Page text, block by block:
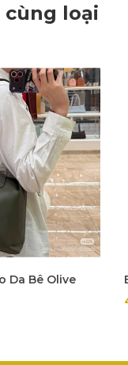
cùng loại
Da Bê Olive